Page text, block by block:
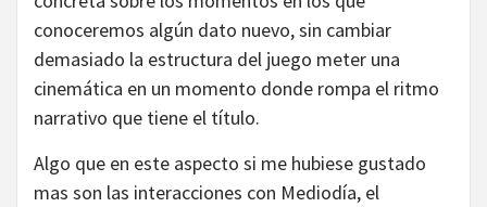
conoceremos algún dato nuevo, sin cambiar
demasiado la estructura del juego meter una
cinemática en un momento donde rompa el ritmo
narrativo que tiene el título.
Algo que en este aspecto si me hubiese gustado
mas son las interacciones con Mediodía, el